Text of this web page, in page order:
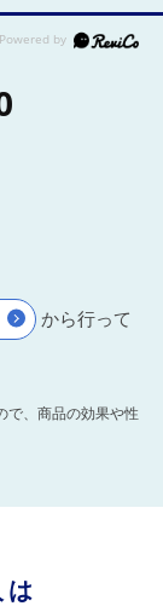
から行って
で、商品の効果や性